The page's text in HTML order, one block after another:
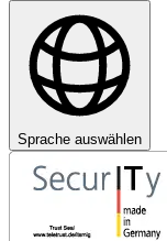
Sprache auswählen